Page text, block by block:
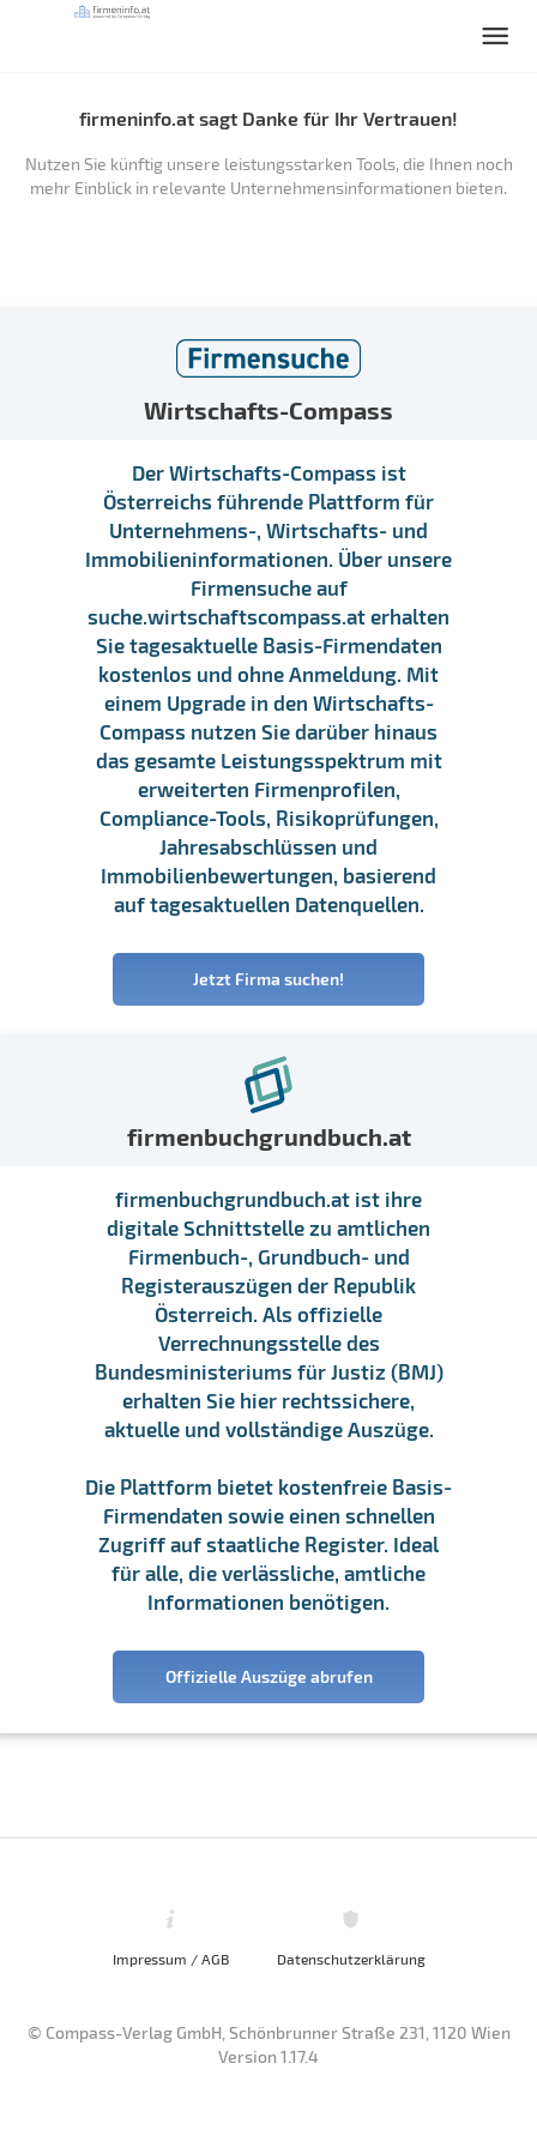
firmeninfo.at sagt Danke für Ihr Vertrauen!
Nutzen Sie künftig unsere leistungsstarken Tools, die Ihnen noch
mehr Einblick in relevante Unternehmensinformationen bieten.
Wirtschafts-Compass
Der Wirtschafts-Compass ist
Österreichs führende Plattform für
Unternehmens-, Wirtschafts- und
Immobilieninformationen. Über unsere
Firmensuche auf
suche.wirtschaftscompass.at erhalten
Sie tagesaktuelle Basis-Firmendaten
kostenlos und ohne Anmeldung. Mit
einem Upgrade in den Wirtschafts-
Compass nutzen Sie darüber hinaus
das gesamte Leistungsspektrum mit
erweiterten Firmenprofilen,
Compliance-Tools, Risikoprüfungen,
Jahresabschlüssen und
Immobilienbewertungen, basierend
auf tagesaktuellen Datenquellen.
Jetzt Firma suchen!
firmenbuchgrundbuch.at
firmenbuchgrundbuch.at ist ihre
digitale Schnittstelle zu amtlichen
Firmenbuch-, Grundbuch- und
Registerauszügen der Republik
Österreich. Als offizielle
Verrechnungsstelle des
Bundesministeriums für Justiz (BMJ)
erhalten Sie hier rechtssichere,
aktuelle und vollständige Auszüge.
Die Plattform bietet kostenfreie Basis-
Firmendaten sowie einen schnellen
Zugriff auf staatliche Register. Ideal
für alle, die verlässliche, amtliche
Informationen benötigen.
Offizielle Auszüge abrufen
Impressum / AGB Datenschutzerklärung
© Compass-Verlag GmbH, Schönbrunner Straße 231, 1120 Wien
Version 1.17.4